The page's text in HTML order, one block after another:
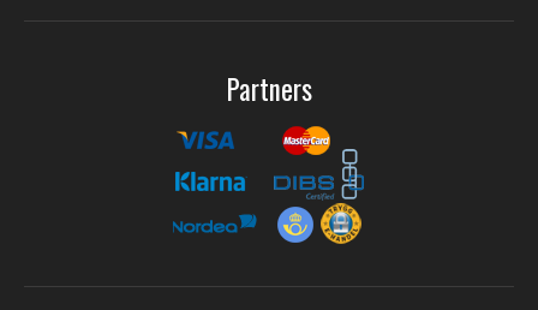
Partners